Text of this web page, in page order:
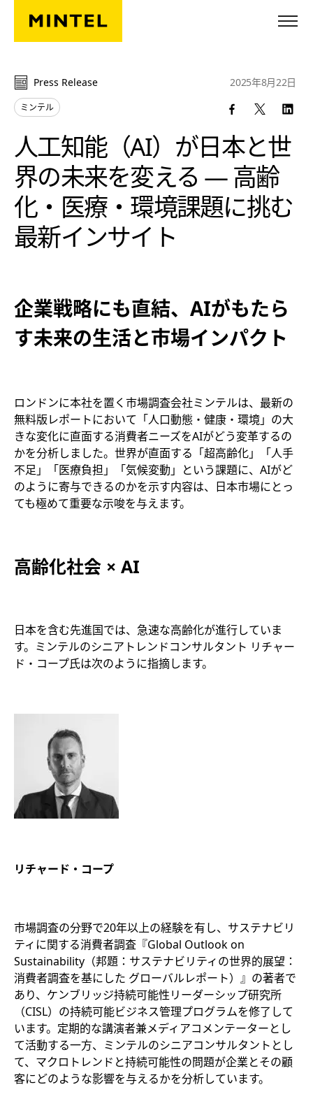
Skip to main content
Press Release
ミンテル
人工知能（AI）が日本と世
界の未来を変える ― 高齢
化・医療・環境課題に挑む
最新インサイト
2025年8月22日
企業戦略にも直結、AIがもたら
す未来の生活と市場インパクト
ロンドンに本社を置く市場調査会社ミンテルは、最新の
無料版レポートにおいて「人口動態・健康・環境」の大
きな変化に直面する消費者ニーズをAIがどう変革するの
かを分析しました。世界が直面する「超高齢化」「人手
不足」「医療負担」「気候変動」という課題に、AIがど
のように寄与できるのかを示す内容は、日本市場にとっ
ても極めて重要な示唆を与えます。
高齢化社会 × AI
日本を含む先進国では、急速な高齢化が進行していま
す。ミンテルのシニアトレンドコンサルタント リチャー
ド・コープ氏は次のように指摘します。
リチャード・コープ
市場調査の分野で20年以上の経験を有し、サステナビリ
ティに関する消費者調査『Global Outlook on
Sustainability（邦題：サステナビリティの世界的展望：
消費者調査を基にした グローバルレポート）』の著者で
あり、ケンブリッジ持続可能性リーダーシップ研究所
（CISL）の持続可能ビジネス管理プログラムを修了して
います。定期的な講演者兼メディアコメンテーターとし
て活動する一方、ミンテルのシニアコンサルタントとし
て、マクロトレンドと持続可能性の問題が企業とその顧
客にどのような影響を与えるかを分析しています。